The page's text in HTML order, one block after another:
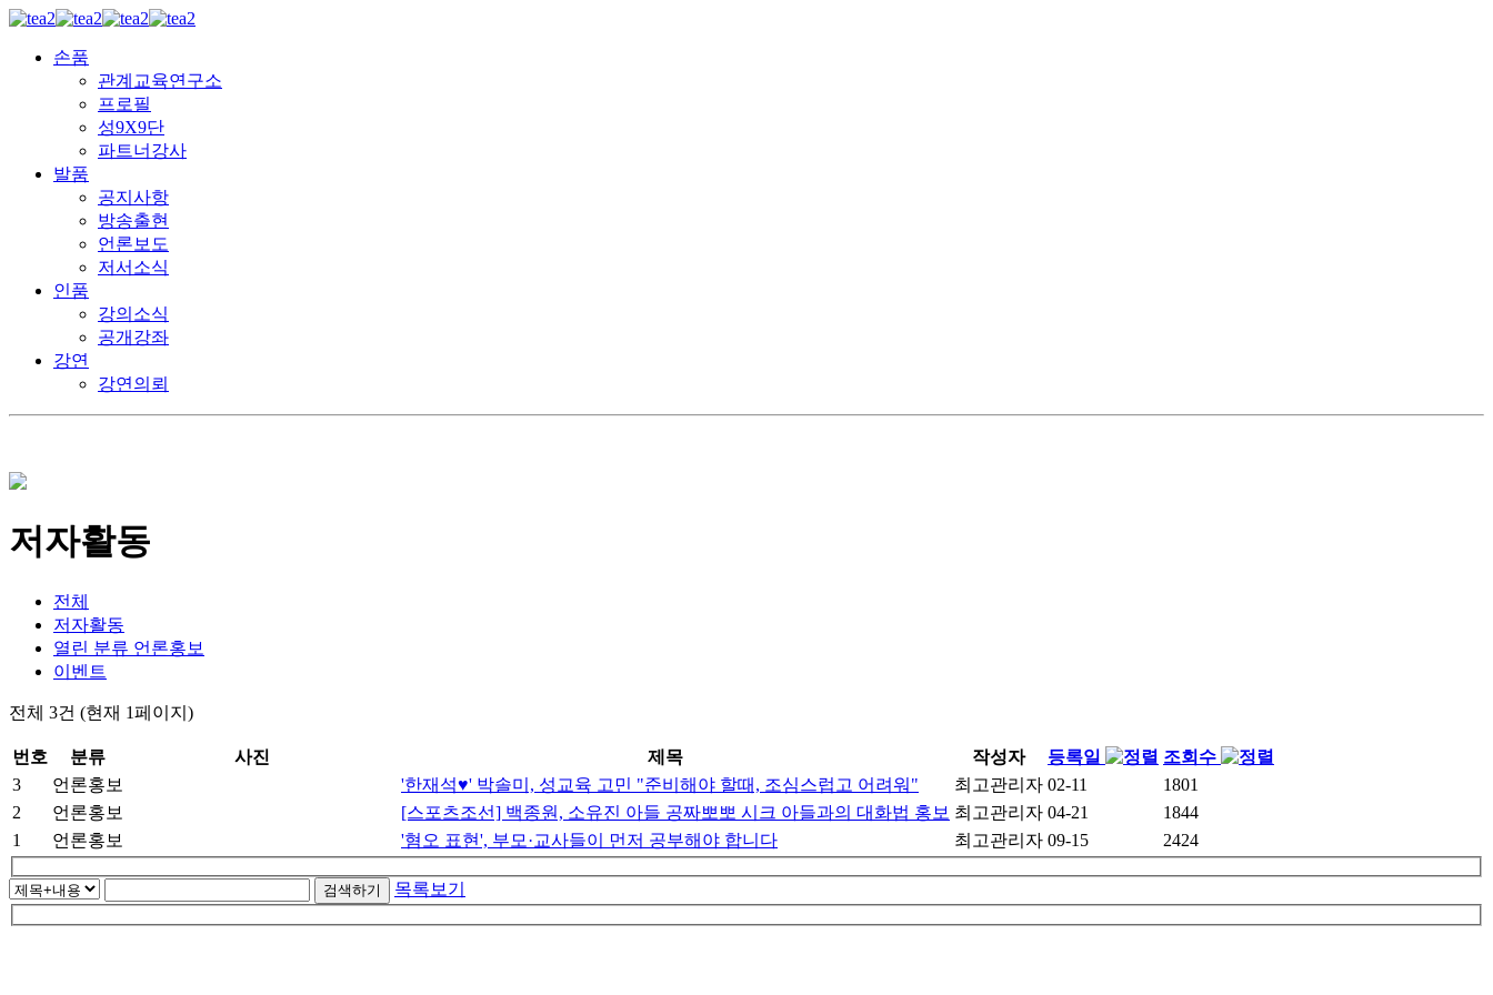
손품
관계교육연구소
프로필
성9X9단
파트너강사
발품
공지사항
방송출현
언론보도
저서소식
인품
강의소식
공개강좌
강연
강연의뢰
저자활동
전체
저자활동
열린 분류 언론홍보
이벤트
전체 3건 (현재 1페이지)
번호 분류 사진 제목 작성자 등록일
조회수
3
언론홍보 '한재석♥' 박솔미, 성교육 고민 "준비해야 할때, 조심스럽고 어려워" 최고관리자 02-11
1801
2
언론홍보 [스포츠조선] 백종원, 소유진 아들 공짜뽀뽀 시크 아들과의 대화법 홍보 최고관리자 04-21
1844
1
언론홍보 '혐오 표현', 부모·교사들이 먼저 공부해야 합니다 최고관리자 09-15 2424
검색하기 목록보기